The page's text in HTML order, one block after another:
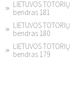
LIETUVOS
bendras 181
LIETUVOS
bendras 180
LIETUVOS
bendras 179